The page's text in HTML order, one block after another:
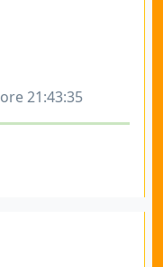
21:43:35